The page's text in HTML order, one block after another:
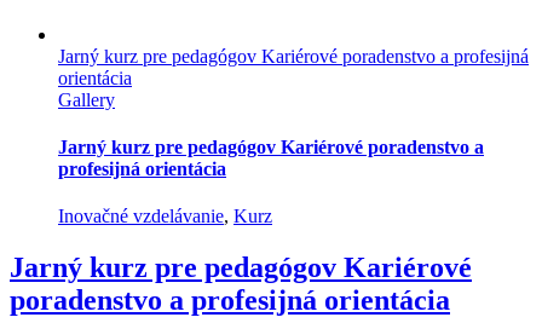
Jarný kurz pre pedagógov Kariérové poradenstvo a profesijná
orientácia
Gallery
Jarný kurz pre pedagógov Kariérové poradenstvo a
profesijná orientácia
Inovačné vzdelávanie, Kurz
Jarný kurz pre pedagógov Kariérové
poradenstvo a profesijná orientácia